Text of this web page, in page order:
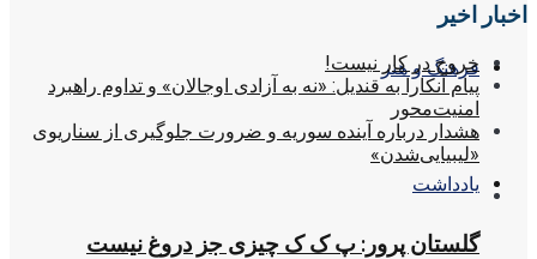
فرهنگ و هنر
یادداشت
اخبار اخیر
خروج در کار نیست!
پیام آنکارا به قندیل: «نه به آزادی اوجالان» و تداوم راهبرد
امنیت‌محور
هشدار درباره آینده سوریه و ضرورت جلوگیری از سناریوی
«لیبیایی‌شدن»
گلستان پرور: پ ک ک چیزی جز دروغ نیست